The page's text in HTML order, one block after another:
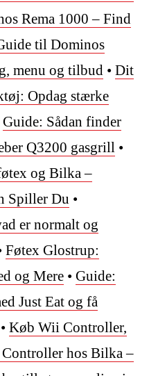
Rema 1000 – Find
til Dominos
menu og tilbud • Dit
Opdag stærke
Guide: Sådan finder
Q3200 gasgrill •
og Bilka –
Spiller Du •
er normalt og
Føtex Glostrup:
og Mere • Guide:
Just Eat og få
• Køb Wii Controller,
hos Bilka –